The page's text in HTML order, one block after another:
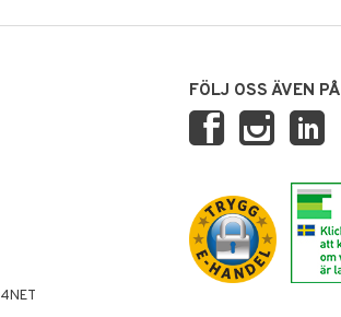
FÖLJ OSS ÄVEN PÅ